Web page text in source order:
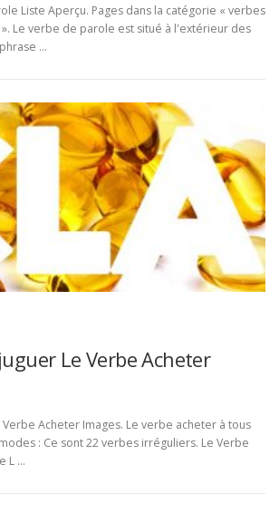
Liste Aperçu. Pages dans la catégorie « verbes
Le verbe de parole est situé à l'extérieur des
…
Le Verbe Acheter
Verbe Acheter Images. Le verbe acheter à tous
: Ce sont 22 verbes irréguliers. Le Verbe
L …